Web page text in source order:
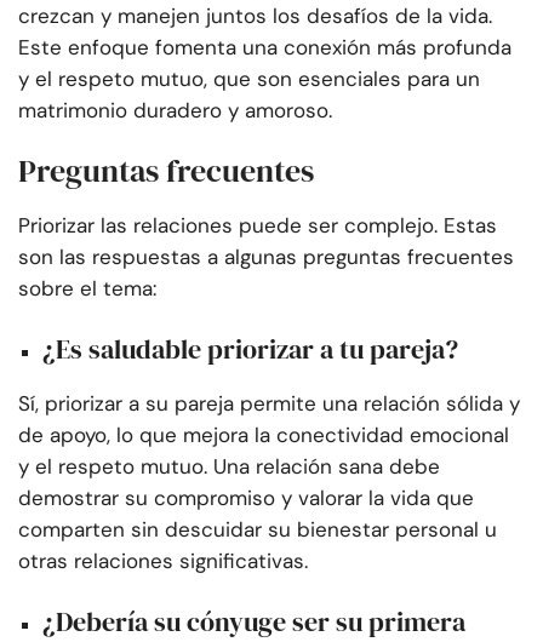
crezcan y manejen juntos los desafíos de la vida.
Este enfoque fomenta una conexión más profunda
y el respeto mutuo, que son esenciales para un
matrimonio duradero y amoroso.
Preguntas frecuentes
Priorizar las relaciones puede ser complejo. Estas
son las respuestas a algunas preguntas frecuentes
sobre el tema:
¿Es saludable priorizar a tu pareja?
Sí, priorizar a su pareja permite una relación sólida y
de apoyo, lo que mejora la conectividad emocional
y el respeto mutuo. Una relación sana debe
demostrar su compromiso y valorar la vida que
comparten sin descuidar su bienestar personal u
otras relaciones significativas.
¿Debería su cónyuge ser su primera